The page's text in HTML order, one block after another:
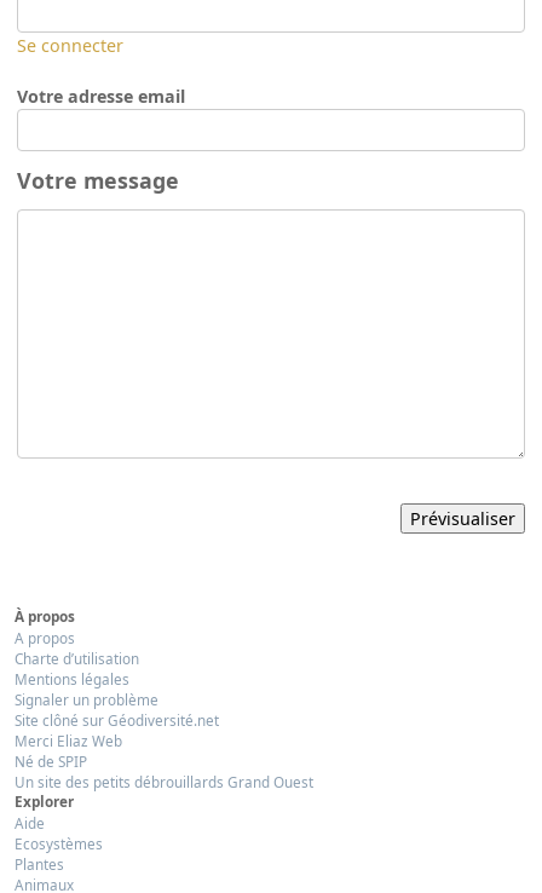
Se connecter
Votre adresse email
Votre message
À propos
A propos
Charte d’utilisation
Mentions légales
Signaler un problème
Site clôné sur Géodiversité.net
Merci Eliaz Web
Né de SPIP
Un site des petits débrouillards Grand Ouest
Explorer
Aide
Ecosystèmes
Plantes
Animaux